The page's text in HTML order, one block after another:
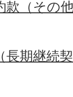
款（その
長期継続